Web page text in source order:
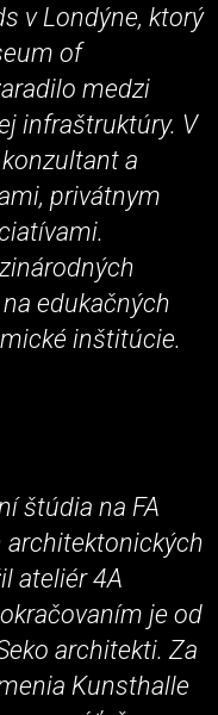
v Londýne, ktorý
of
medzi
infraštruktúry. V
a
privátnym
edukačných
inštitúcie.
štúdia na FA
architektonických
ateliér 4A
je od
architekti. Za
Kunsthalle